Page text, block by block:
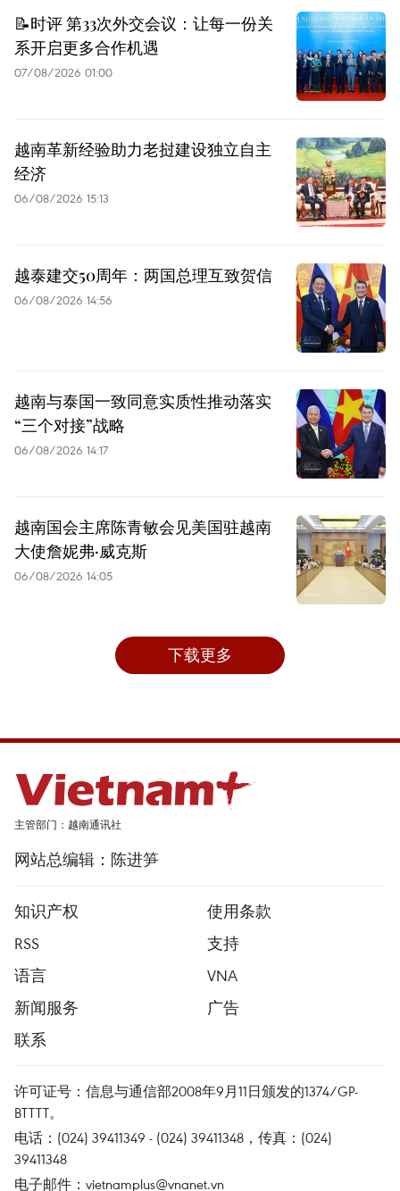
📝时评 第33次外交会议：让每一份关
系开启更多合作机遇
07/08/2026 01:00
越南革新经验助力老挝建设独立自主
经济
06/08/2026 15:13
越泰建交50周年：两国总理互致贺信
06/08/2026 14:56
越南与泰国一致同意实质性推动落实
“三个对接”战略
06/08/2026 14:17
越南国会主席陈青敏会见美国驻越南
大使詹妮弗·威克斯
06/08/2026 14:05
下载更多
主管部门：越南通讯社
网站总编辑：陈进笋
知识产权
使用条款
RSS
支持
语言
VNA
新闻服务
广告
联系
许可证号：信息与通信部2008年9月11日颁发的1374/GP-
BTTTT。
电话：(024) 39411349 - (024) 39411348，传真：(024)
39411348
电子邮件： vietnamplus@vnanet.vn